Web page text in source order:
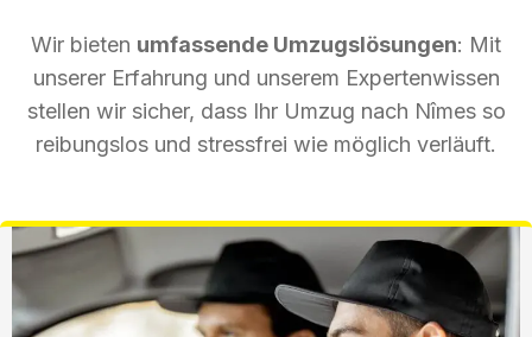
Wir bieten umfassende Umzugslösungen: Mit
unserer Erfahrung und unserem Expertenwissen
stellen wir sicher, dass Ihr Umzug nach Nîmes so
reibungslos und stressfrei wie möglich verläuft.